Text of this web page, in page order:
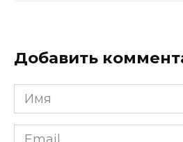
Добавить
Имя
*
Email